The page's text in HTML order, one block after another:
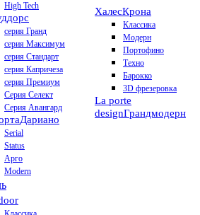
High Tech
серия Гранд
серия Максимум
серия Стандарт
серия Капричеза
серия Премиум
Серия Селект
Серия Авангард
Дариано
Serial
Status
Арго
Modern
ХалесКрона
Классика
Модерн
Портофино
Техно
Барокко
3D фрезеровка
La porte
designГрандмодерн